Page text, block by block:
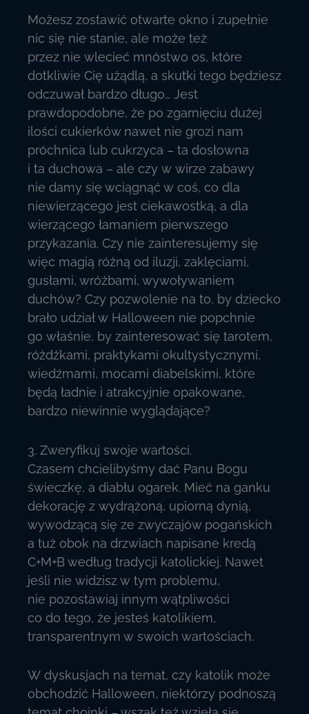
Możesz zostawić otwarte okno i zupełnie
nic się nie stanie, ale może też
przez nie wlecieć mnóstwo os, które
dotkliwie Cię użądlą, a skutki tego będziesz
odczuwał bardzo długo… Jest
prawdopodobne, że po zgarnięciu dużej
ilości cukierków nawet nie grozi nam
próchnica lub cukrzyca – ta dosłowna
i ta duchowa – ale czy w wirze zabawy
nie damy się wciągnąć w coś, co dla
niewierzącego jest ciekawostką, a dla
wierzącego łamaniem pierwszego
przykazania. Czy nie zainteresujemy się
więc magią różną od iluzji, zaklęciami,
gusłami, wróżbami, wywoływaniem
duchów? Czy pozwolenie na to, by dziecko
brało udział w Halloween nie popchnie
go właśnie, by zainteresować się tarotem,
różdżkami, praktykami okultystycznymi,
wiedźmami, mocami diabelskimi, które
będą ładnie i atrakcyjnie opakowane,
bardzo niewinnie wyglądające?
3. Zweryfikuj swoje wartości.
Czasem chcielibyśmy dać Panu Bogu
świeczkę, a diabłu ogarek. Mieć na ganku
dekorację z wydrążoną, upiorną dynią,
wywodzącą się ze zwyczajów pogańskich
a tuż obok na drzwiach napisane kredą
C+M+B według tradycji katolickiej. Nawet
jeśli nie widzisz w tym problemu,
nie pozostawiaj innym wątpliwości
co do tego, że jesteś katolikiem,
transparentnym w swoich wartościach.
W dyskusjach na temat, czy katolik może
obchodzić Halloween, niektórzy podnoszą